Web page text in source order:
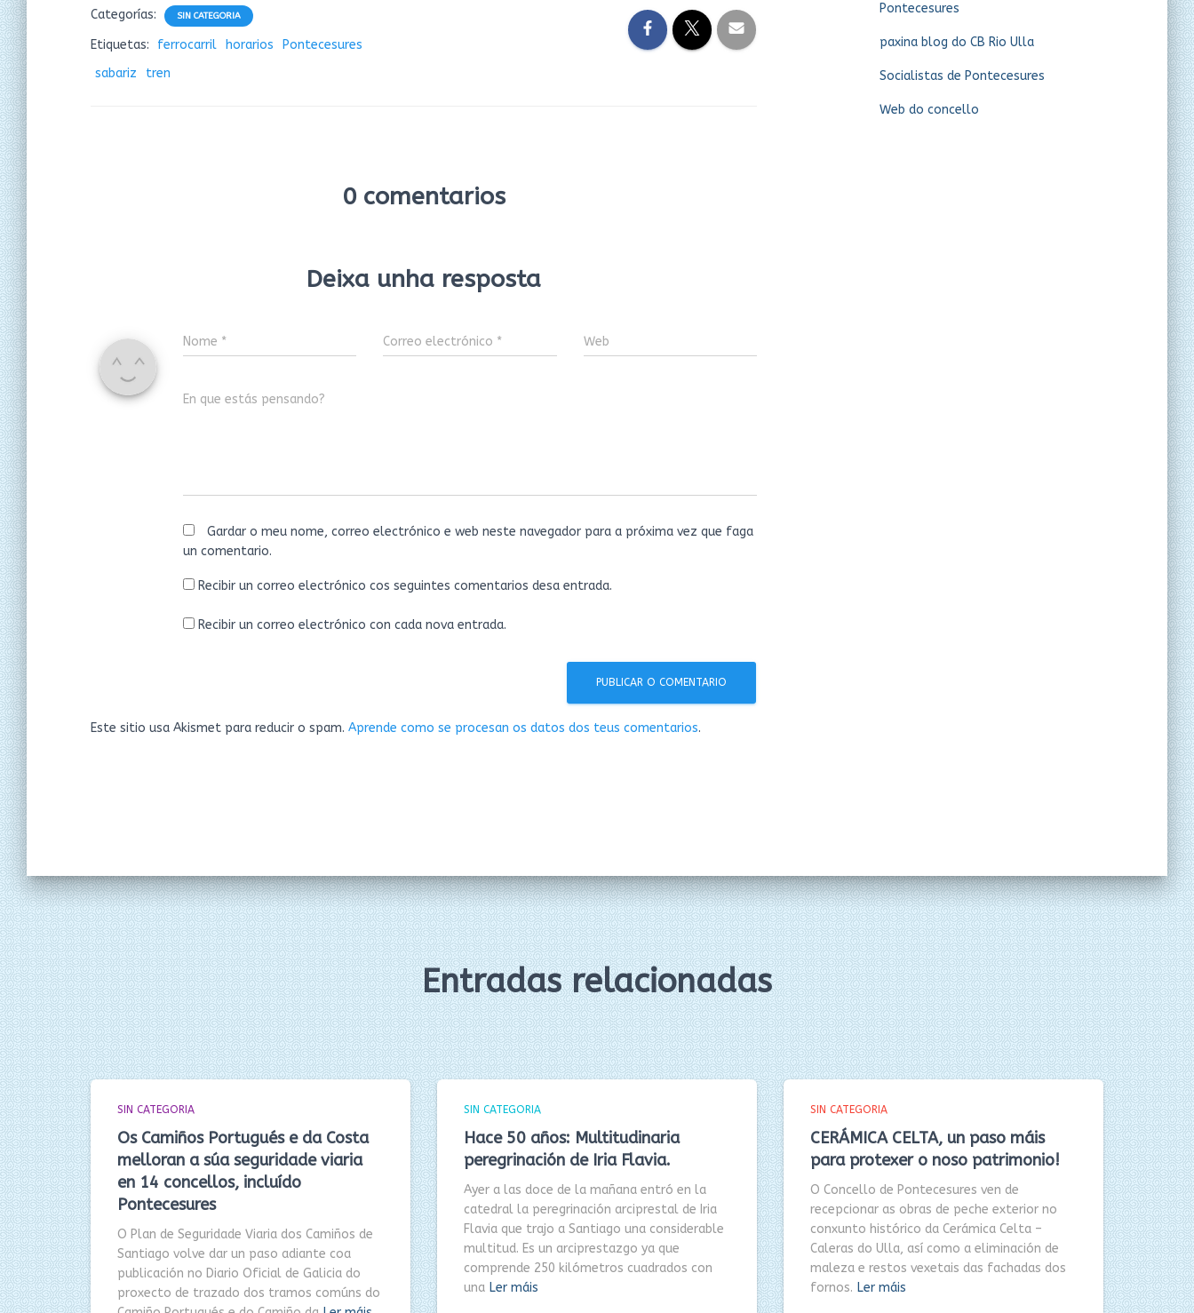
Categorías: SIN CATEGORIA
Etiquetas: ferrocarril horarios
Pontecesures
sabariz
tren
0 comentarios
Deixa unha resposta
Nome * Correo electrónico * Web
En que estás pensando?
Gardar o meu nome, correo electrónico e web neste navegador para a próxima vez que faga
un comentario.
Recibir un correo electrónico cos seguintes comentarios desa entrada.
Recibir un correo electrónico con cada nova entrada.
Este sitio usa Akismet para reducir o spam. Aprende como se procesan os datos dos teus comentarios.
Pontecesures
paxina blog do CB Rio Ulla
Socialistas de Pontecesures
Web do concello
Entradas relacionadas
SIN CATEGORIA
Os Camiños Portugués e da Costa
melloran a súa seguridade viaria
en 14 concellos, incluído
Pontecesures
O Plan de Seguridade Viaria dos Camiños de
Santiago volve dar un paso adiante coa
publicación no Diario Oficial de Galicia do
proxecto de trazado dos tramos comúns do
SIN CATEGORIA
Hace 50 años: Multitudinaria
peregrinación de Iria Flavia.
Ayer a las doce de la mañana entró en la
catedral la peregrinación arciprestal de Iria
Flavia que trajo a Santiago una considerable
multitud. Es un arciprestazgo ya que
comprende 250 kilómetros cuadrados con
una Ler máis
SIN CATEGORIA
CERÁMICA CELTA, un paso máis
para protexer o noso patrimonio!
O Concello de Pontecesures ven de
recepcionar as obras de peche exterior no
conxunto histórico da Cerámica Celta –
Caleras do Ulla, así como a eliminación de
maleza e restos vexetais das fachadas dos
fornos. Ler máis